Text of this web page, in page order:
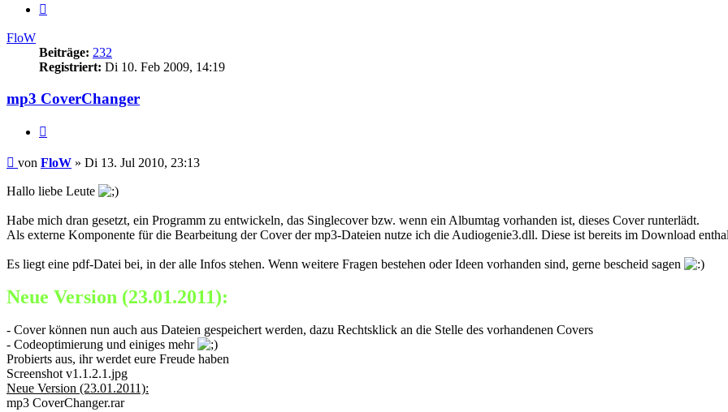
FloW
Beiträge: 232
Registriert: Di 10. Feb 2009, 14:19
mp3 CoverChanger
Beitrag
von FloW » Di 13. Jul 2010, 23:13
Hallo liebe Leute
Habe mich dran gesetzt, ein Programm zu entwickeln, das Singlecover bzw. wenn ein Albumtag vorhanden ist, dieses Cover runterlädt.
Als externe Komponente für die Bearbeitung der Cover der mp3-Dateien nutze ich die Audiogenie3.dll. Diese ist bereits im Download
Es liegt eine pdf-Datei bei, in der alle Infos stehen. Wenn weitere Fragen bestehen oder Ideen vorhanden sind, gerne bescheid sagen
Neue Version (23.01.2011):
- Cover können nun auch aus Dateien gespeichert werden, dazu Rechtsklick an die Stelle des vorhandenen Covers
- Codeoptimierung und einiges mehr
Probierts aus, ihr werdet eure Freude haben
Screenshot v1.1.2.1.jpg
Neue Version (23.01.2011):
mp3 CoverChanger.rar